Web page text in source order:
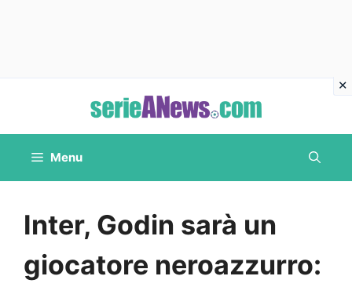
contenuto
Menu
Inter, Godin sarà un
giocatore neroazzurro: